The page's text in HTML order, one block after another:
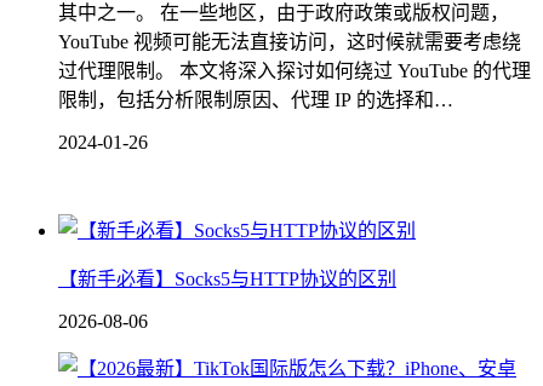
其中之一。 在一些地区，由于政府政策或版权问题，
YouTube 视频可能无法直接访问，这时候就需要考虑绕
过代理限制。 本文将深入探讨如何绕过 YouTube 的代理
限制，包括分析限制原因、代理 IP 的选择和…
2024-01-26
【新手必看】Socks5与HTTP协议的区别
2026-08-06